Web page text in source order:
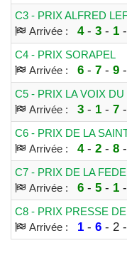
C3 - PRIX ALFRED
Arrivée :
4- 3- 1-
C4 - PRIX SORAPEL
Arrivée :
6- 7- 9-
C5 - PRIX LA VOIX
Arrivée :
3- 1- 7-
C6 - PRIX DE LA
Arrivée :
4- 2- 8-
C7 - PRIX DE LA
Arrivée :
6- 5- 1-
C8 - PRIX PRESSE
Arrivée :
1- 6- 2 -